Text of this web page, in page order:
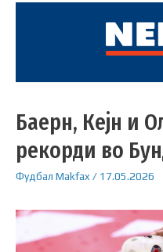
Баерн, Кејн и
рекорди во
Фудбал Makfax / 17.05.2026